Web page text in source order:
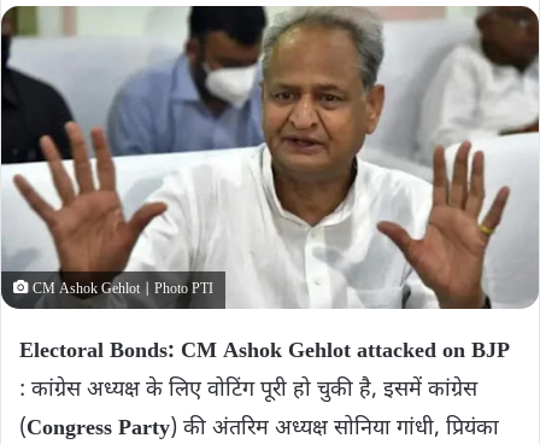
CM Ashok Gehlot | Photo PTI
Electoral Bonds: CM Ashok Gehlot attacked on BJP
: कांग्रेस अध्यक्ष के लिए वोटिंग पूरी हो चुकी है, इसमें कांग्रेस
(Congress Party) की अंतरिम अध्यक्ष सोनिया गांधी, प्रियंका